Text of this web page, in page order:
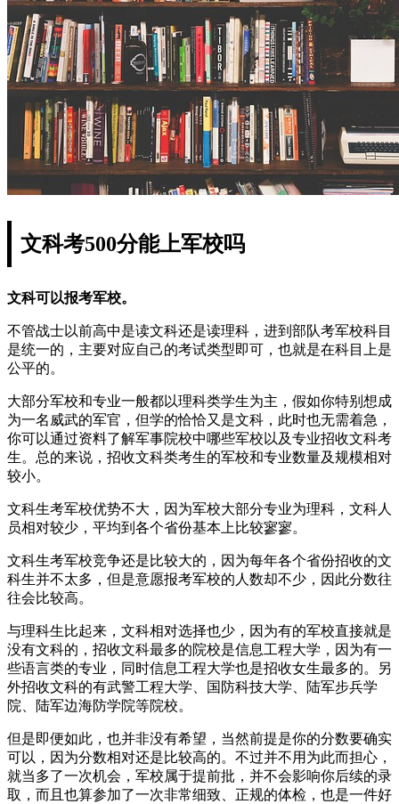
文科考500分能上军校吗
文科可以报考军校。
不管战士以前高中是读文科还是读理科，进到部队考军校科目
是统一的，主要对应自己的考试类型即可，也就是在科目上是
公平的。
大部分军校和专业一般都以理科类学生为主，假如你特别想成
为一名威武的军官，但学的恰恰又是文科，此时也无需着急，
你可以通过资料了解军事院校中哪些军校以及专业招收文科考
生。总的来说，招收文科类考生的军校和专业数量及规模相对
较小。
文科生考军校优势不大，因为军校大部分专业为理科，文科人
员相对较少，平均到各个省份基本上比较寥寥。
文科生考军校竞争还是比较大的，因为每年各个省份招收的文
科生并不太多，但是意愿报考军校的人数却不少，因此分数往
往会比较高。
与理科生比起来，文科相对选择也少，因为有的军校直接就是
没有文科的，招收文科最多的院校是信息工程大学，因为有一
些语言类的专业，同时信息工程大学也是招收女生最多的。另
外招收文科的有武警工程大学、国防科技大学、陆军步兵学
院、陆军边海防学院等院校。
但是即便如此，也并非没有希望，当然前提是你的分数要确实
可以，因为分数相对还是比较高的。不过并不用为此而担心，
就当多了一次机会，军校属于提前批，并不会影响你后续的录
取，而且也算参加了一次非常细致、正规的体检，也是一件好